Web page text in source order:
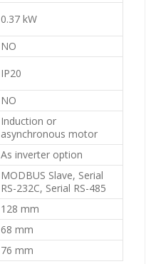
0.37 kW
NO
IP20
NO
Induction or
asynchronous motor
As inverter option
MODBUS Slave, Serial
RS-232C, Serial RS-485
128 mm
68 mm
76 mm